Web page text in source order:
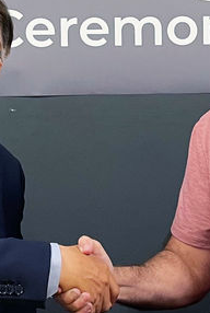
트로피 원해 아틀
의주의보
괴
원
발견
종
대야 계속[다음주
로 삼겠다"